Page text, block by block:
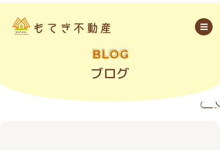
内
BLOG
ブログ